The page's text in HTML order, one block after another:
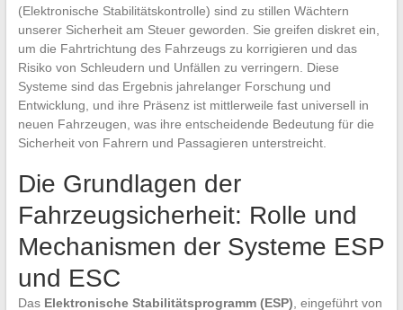
(Elektronische Stabilitätskontrolle) sind zu stillen Wächtern
unserer Sicherheit am Steuer geworden. Sie greifen diskret ein,
um die Fahrtrichtung des Fahrzeugs zu korrigieren und das
Risiko von Schleudern und Unfällen zu verringern. Diese
Systeme sind das Ergebnis jahrelanger Forschung und
Entwicklung, und ihre Präsenz ist mittlerweile fast universell in
neuen Fahrzeugen, was ihre entscheidende Bedeutung für die
Sicherheit von Fahrern und Passagieren unterstreicht.
Die Grundlagen der
Fahrzeugsicherheit: Rolle und
Mechanismen der Systeme ESP
und ESC
Das Elektronische Stabilitätsprogramm (ESP) , eingeführt von